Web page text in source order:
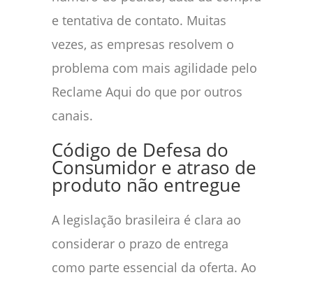
e tentativa de contato. Muitas
vezes, as empresas resolvem o
problema com mais agilidade pelo
Reclame Aqui do que por outros
canais.
Código de Defesa do
Consumidor e atraso de
produto não entregue
A legislação brasileira é clara ao
considerar o prazo de entrega
como parte essencial da oferta. Ao